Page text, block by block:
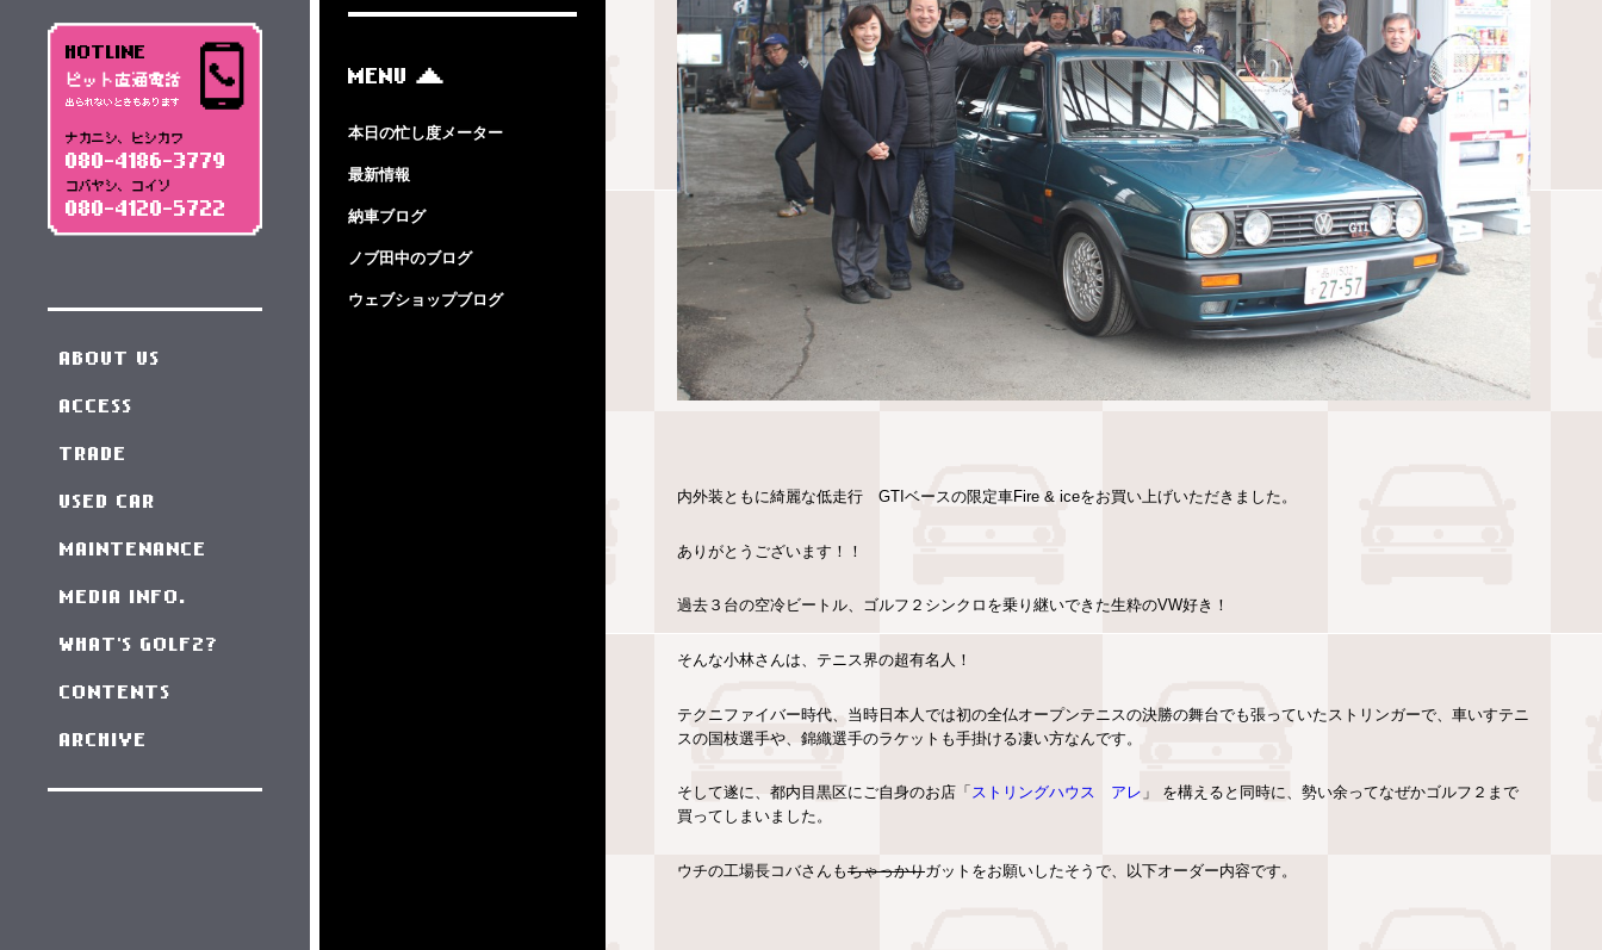
MENU
本日の忙し度メーター
最新情報
納車ブログ
ノブ田中のブログ
ウェブショップブログ
内外装ともに綺麗な低走行 GTIベースの限定車Fire & iceをお買い上げいただきました。
ありがとうございます！！
過去３台の空冷ビートル、ゴルフ２シンクロを乗り継いできた生粋のVW好き！
そんな小林さんは、テニス界の超有名人！
テクニファイバー時代、当時日本人では初の全仏オープンテニスの決勝の舞台でも張っていたストリンガーで、車いすテニ
スの国枝選手や、錦織選手のラケットも手掛ける凄い方なんです。
そして遂に、都内目黒区にご自身のお店「 ストリングハウス アレ 」 を構えると同時に、勢い余ってなぜかゴルフ２まで
買ってしまいました。
ウチの工場長コバさんもちゃっかりガットをお願いしたそうで、以下オーダー内容です。
HOTLINE
ピット直通電話
出られないときもあります
ナカニシ、ヒシカワ
080-4186-3779
コバヤシ、コイソ
080-4120-5722
ABOUT US
ACCESS
TRADE
USED CAR
MAINTENANCE
MEDIA INFO.
WHAT'S GOLF2?
CONTENTS
ARCHIVE